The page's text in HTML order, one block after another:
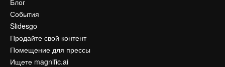
События
Slidesgo
Продайте свой контент
Помещение для прессы
Ищете magnific.ai